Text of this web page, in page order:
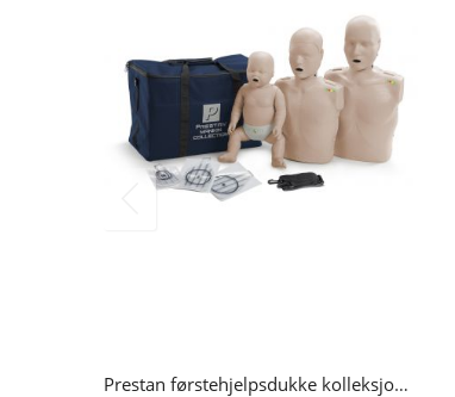
Prestan førstehjelpsdukke kolleksjonen med HLR-monitor